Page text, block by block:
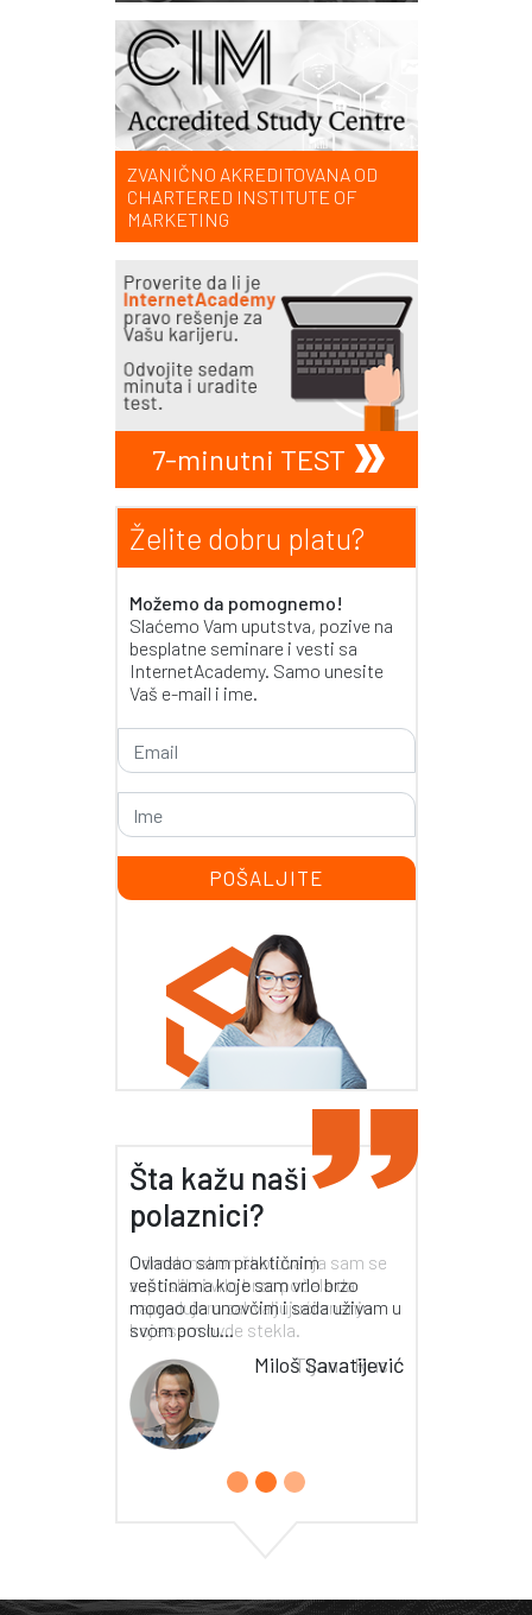
ZVANIČNO AKREDITOVANA OD
CHARTERED INSTITUTE OF
MARKETING
7-minutni TEST
Želite dobru platu?
Možemo da pomognemo!
Slaćemo Vam uputstva, pozive na
besplatne seminare i vesti sa
InternetAcademy. Samo unesite
Vaš e-mail i ime.
Šta kažu naši
polaznici?
Odmah nakon školovanja sam se
zaposlila i vrlo brzo počela da
napredujem zahvaljujući znanju
koje sam ovde stekla.
Tijana Rusić